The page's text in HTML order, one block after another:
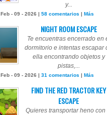
y...
Feb - 09 - 2026 | 58 comentarios | Más
NIGHT ROOM ESCAPE
Te encuentras encerrado en
dormitorio e intentas escapar
ella encontrando objetos y
pistas,...
Feb - 09 - 2026 | 31 comentarios | Más
FIND THE RED TRACTOR KEY
ESCAPE
Quieres transportar heno con